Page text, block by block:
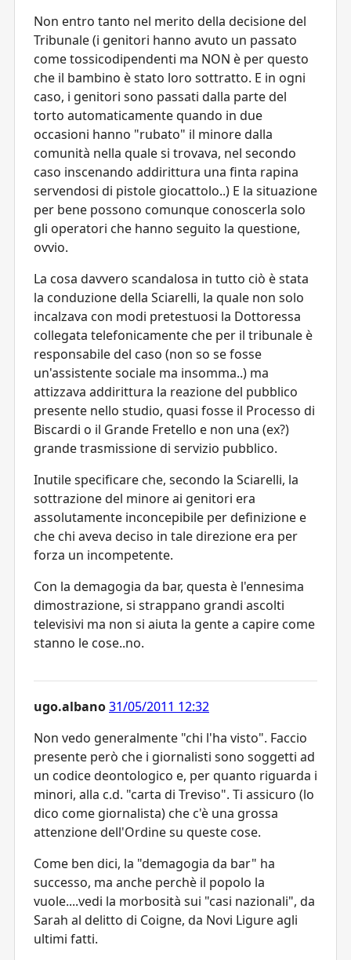
Non entro tanto nel merito della decisione del
Tribunale (i genitori hanno avuto un passato
come tossicodipendenti ma NON è per questo
che il bambino è stato loro sottratto. E in ogni
caso, i genitori sono passati dalla parte del
torto automaticamente quando in due
occasioni hanno "rubato" il minore dalla
comunità nella quale si trovava, nel secondo
caso inscenando addirittura una finta rapina
servendosi di pistole giocattolo..) E la situazione
per bene possono comunque conoscerla solo
gli operatori che hanno seguito la questione,
ovvio.
La cosa davvero scandalosa in tutto ciò è stata
la conduzione della Sciarelli, la quale non solo
incalzava con modi pretestuosi la Dottoressa
collegata telefonicamente che per il tribunale è
responsabile del caso (non so se fosse
un'assistente sociale ma insomma..) ma
attizzava addirittura la reazione del pubblico
presente nello studio, quasi fosse il Processo di
Biscardi o il Grande Fretello e non una (ex?)
grande trasmissione di servizio pubblico.
Inutile specificare che, secondo la Sciarelli, la
sottrazione del minore ai genitori era
assolutamente inconcepibile per definizione e
che chi aveva deciso in tale direzione era per
forza un incompetente.
Con la demagogia da bar, questa è l'ennesima
dimostrazione, si strappano grandi ascolti
televisivi ma non si aiuta la gente a capire come
stanno le cose..no.
ugo.albano31/05/2011 12:32
Non vedo generalmente "chi l'ha visto". Faccio
presente però che i giornalisti sono soggetti ad
un codice deontologico e, per quanto riguarda i
minori, alla c.d. "carta di Treviso". Ti assicuro (lo
dico come giornalista) che c'è una grossa
attenzione dell'Ordine su queste cose.
Come ben dici, la "demagogia da bar" ha
successo, ma anche perchè il popolo la
vuole....vedi la morbosità sui "casi nazionali", da
Sarah al delitto di Coigne, da Novi Ligure agli
ultimi fatti.